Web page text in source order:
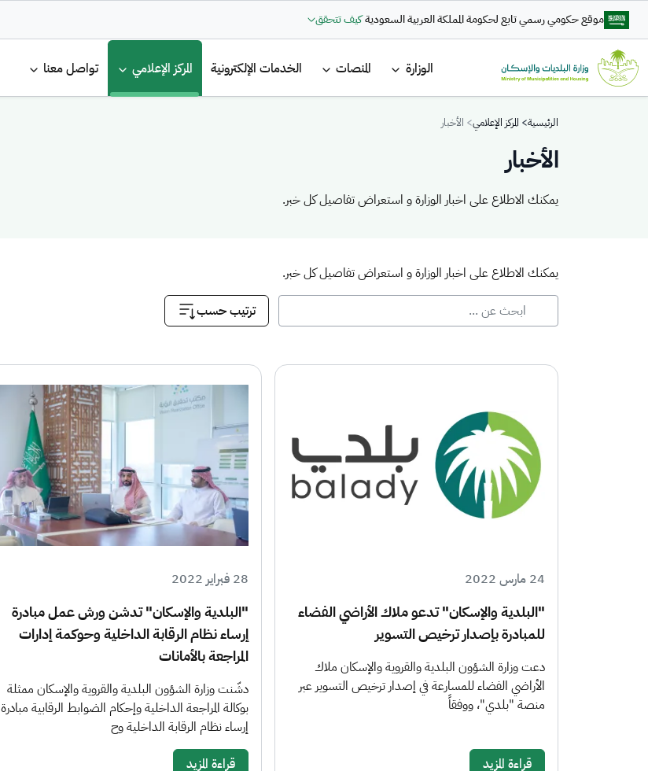
تجاوز إلى المحتوى الرئيسي
موقع حكومي رسمي تابع لحكومة المملكة العربية السعوديةكيف تتحقق
القائمة الرئيسية
الوزارة المنصات الخدمات الإلكترونية المركز الإعلامي تواصل معنا
Breadcrumb
الرئيسية المركز الإعلامي الأخبار
الأخبار
يمكنك الاطلاع على اخبار الوزارة و استعراض تفاصيل كل خبر.
يمكنك الاطلاع على اخبار الوزارة و استعراض تفاصيل كل خبر.
ترتيب حسب
24 مارس 2022
"البلدية والإسكان" تدعو ملاك الأراضي الفضاء
للمبادرة بإصدار ترخيص التسوير
دعت وزارة الشؤون البلدية والقروية والإسكان ملاك
الأراضي الفضاء للمسارعة في إصدار ترخيص التسوير عبر
منصة "بلدي"، ووفقاً
قراءة المزيد
28 فبراير 2022
"البلدية والإسكان" تدشن ورش عمل مبادرة
إرساء نظام الرقابة الداخلية وحوكمة إدارات
المراجعة بالأمانات
دشّنت وزارة الشؤون البلدية والقروية والإسكان ممثلة
بوكالة المراجعة الداخلية وإحكام الضوابط الرقابية مبادرة
إرساء نظام الرقابة الداخلية وح
قراءة المزيد